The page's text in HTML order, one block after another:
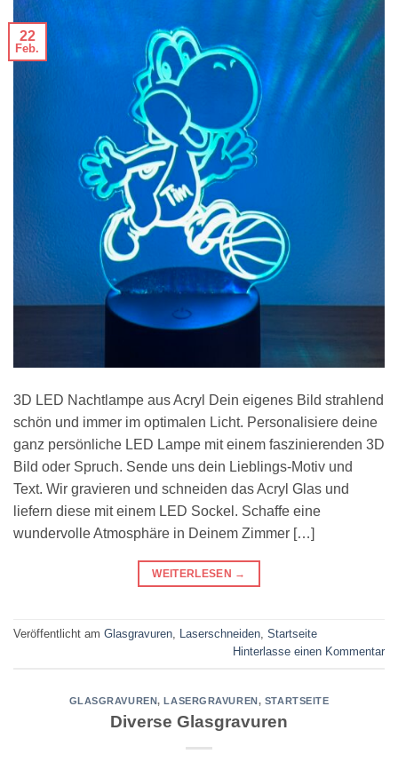
22
Feb.
3D LED Nachtlampe aus Acryl Dein eigenes Bild strahlend
schön und immer im optimalen Licht. Personalisiere deine
ganz persönliche LED Lampe mit einem faszinierenden 3D
Bild oder Spruch. Sende uns dein Lieblings-Motiv und
Text. Wir gravieren und schneiden das Acryl Glas und
liefern diese mit einem LED Sockel. Schaffe eine
wundervolle Atmosphäre in Deinem Zimmer […]
WEITERLESEN →
Veröffentlicht am Glasgravuren, Laserschneiden, Startseite
Hinterlasse einen Kommentar
GLASGRAVUREN,LASERGRAVUREN, STARTSEITE
Diverse Glasgravuren